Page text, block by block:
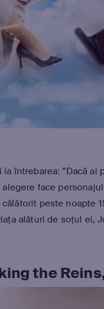
întrebarea: ”Dacă
face
peste noapte
alături de soțul ei,
the